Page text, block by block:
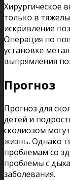
Хирургическое
только в
искривление
Операция по
установке
выпрямления
Прогноз
Прогноз для
детей и
сколиозом
жизнь. Однако
проблемам со
проблемы с
заболевания.